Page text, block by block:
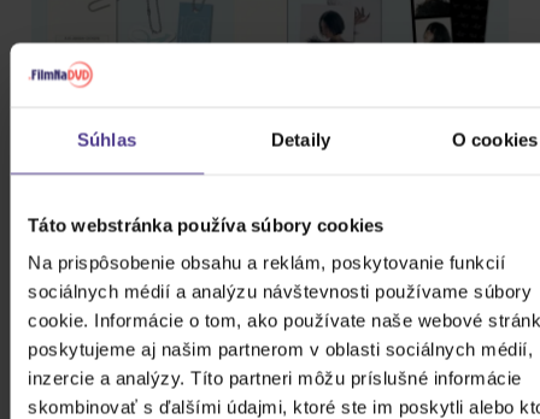
Súhlas Detaily O cookies
Táto webstránka používa súbory cookies
Na prispôsobenie obsahu a reklám, poskytovanie funkcií
sociálnych médií a analýzu návštevnosti používame súbory
cookie. Informácie o tom, ako používate naše webové
poskytujeme aj našim partnerom v oblasti sociálnych médií,
inzercie a analýzy. Títo partneri môžu príslušné informácie
skombinovať s ďalšími údajmi, ktoré ste im poskytli alebo
PODOBNÍ INTERPRETI
&TEAM
(G)I-DLE